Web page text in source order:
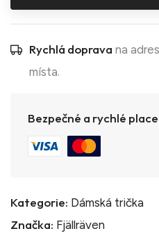
Rychlá doprava na
místa.
Bezpečné a rychlé
Kategorie: Dámská trička
Značka: Fjällräven